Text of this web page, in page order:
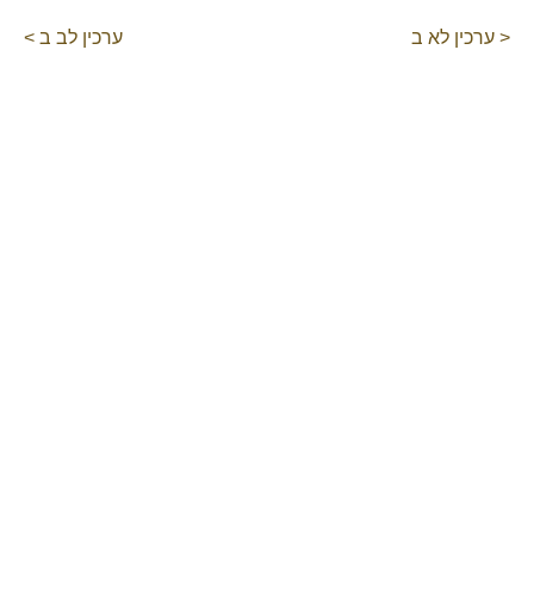
< ערכין לא ב ערכין לב ב >